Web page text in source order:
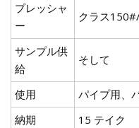
プレッシャ
ー
クラス
サンプル供
給
そして
使用
パイプ用、
納期
15 テイク